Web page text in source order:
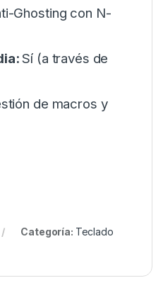
Ghosting con N-
Sí (a través de
de macros y
Categoría: Teclado